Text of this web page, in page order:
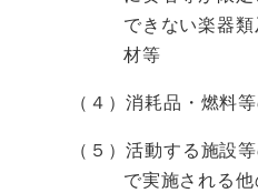
できない楽器
材等
（４）消耗品・燃料
（５）活動する施設
で実施される